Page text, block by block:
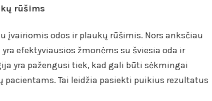
rūšims
įvairiomis odos ir plaukų rūšimis. Nors anksčiau
efektyviausios žmonėms su šviesia oda ir
yra pažengusi tiek, kad gali būti sėkmingai
Tai leidžia pasiekti puikius rezultatus